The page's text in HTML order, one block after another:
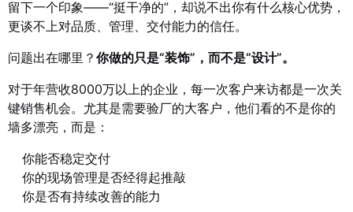
留下一个印象——“挺干净的”，却说不出你有什么核心优势，
更谈不上对品质、管理、交付能力的信任。
问题出在哪里？ 你做的只是“装饰”，而不是“设计”。
对于年营收8000万以上的企业，每一次客户来访都是一次关
键销售机会。尤其是需要验厂的大客户，他们看的不是你的
墙多漂亮，而是：
你能否稳定交付
你的现场管理是否经得起推敲
你是否有持续改善的能力